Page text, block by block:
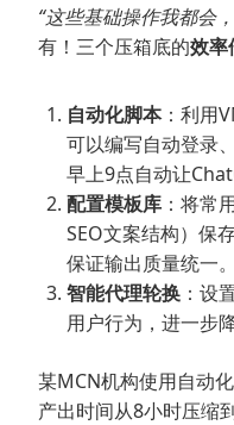
“这些基础操作我都会
有！三个压箱底的效率
自动化脚本：利用
可以编写自动登录
早上9点自动让
配置模板库 ：将常
SEO文案结构）保
保证输出质量统一。
智能代理轮换 ：设
用户行为，进一步
某MCN机构使用自动
产出时间从8小时压缩